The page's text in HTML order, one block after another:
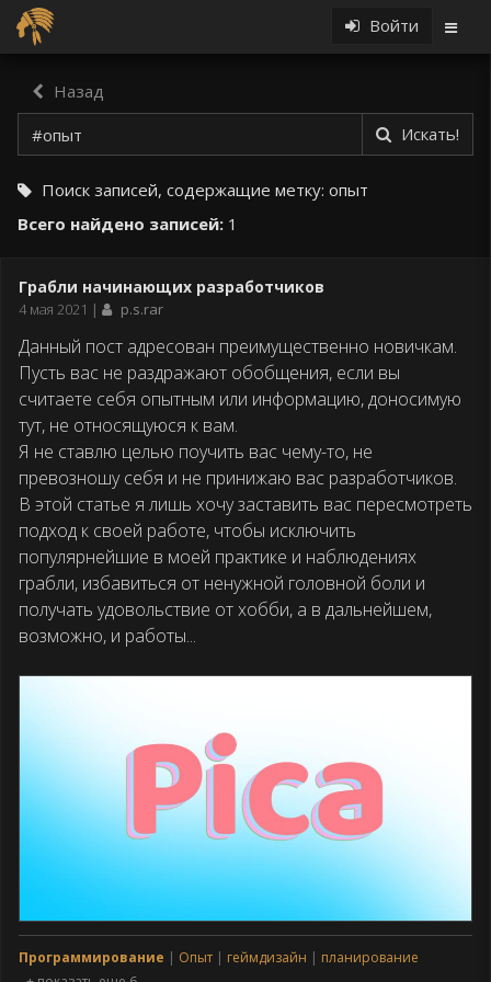
Войти
Назад
Искать!
Поиск записей, содержащие метку: опыт
Всего найдено записей: 1
Грабли начинающих разработчиков
Дата
4 мая 2021 p.s.rar
Данный пост адресован преимущественно новичкам.
Пусть вас не раздражают обобщения, если вы
считаете себя опытным или информацию, доносимую
тут, не относящуюся к вам.
Я не ставлю целью поучить вас чему-то, не
превозношу себя и не принижаю вас разработчиков.
В этой статье я лишь хочу заставить вас пересмотреть
подход к своей работе, чтобы исключить
популярнейшие в моей практике и наблюдениях
грабли, избавиться от ненужной головной боли и
получать удовольствие от хобби, а в дальнейшем,
возможно, и работы...
Программирование Опыт геймдизайн
планирование